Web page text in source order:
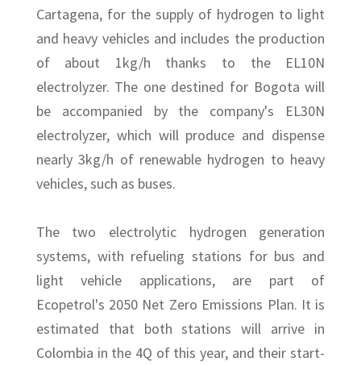
Cartagena, for the supply of hydrogen to light
and heavy vehicles and includes the production
of about 1kg/h thanks to the EL10N
electrolyzer. The one destined for Bogota will
be accompanied by the company's EL30N
electrolyzer, which will produce and dispense
nearly 3kg/h of renewable hydrogen to heavy
vehicles, such as buses.
The two electrolytic hydrogen generation
systems, with refueling stations for bus and
light vehicle applications, are part of
Ecopetrol's 2050 Net Zero Emissions Plan. It is
estimated that both stations will arrive in
Colombia in the 4Q of this year, and their start-